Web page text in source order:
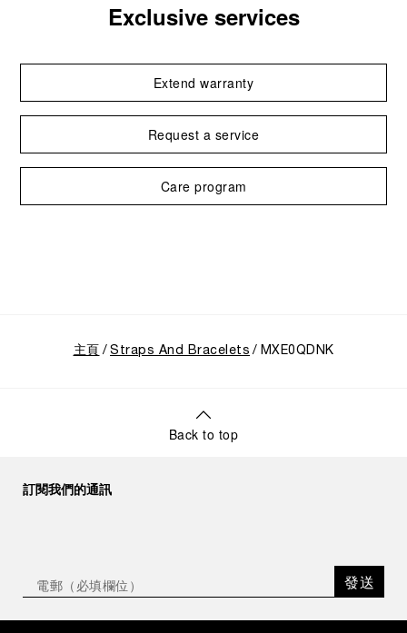
Exclusive services
Extend warranty
Request a service
Care program
主頁 Straps And Bracelets MXE0QDNK
Back to top
訂閱我們的通訊
發送